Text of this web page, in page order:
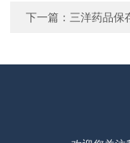
下一篇： 三洋药品保